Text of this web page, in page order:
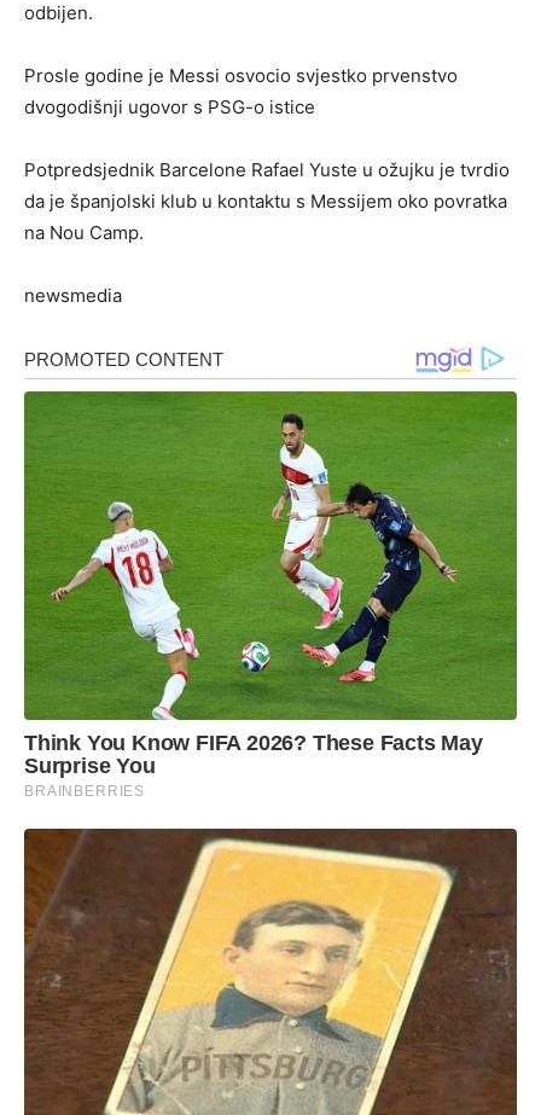
odbijen.
Prosle godine je Messi osvocio svjestko prvenstvo
dvogodišnji ugovor s PSG-o istice
Potpredsjednik Barcelone Rafael Yuste u ožujku je tvrdio
da je španjolski klub u kontaktu s Messijem oko povratka
na Nou Camp.
newsmedia